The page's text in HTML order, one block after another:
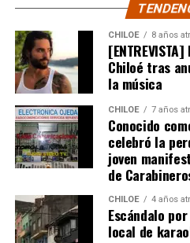
CHILOE 8 años
Chiloé tras
la música
CHILOE 7 años
Conocido
celebró la
joven
de
CHILOE 4 años
Escándalo
local de